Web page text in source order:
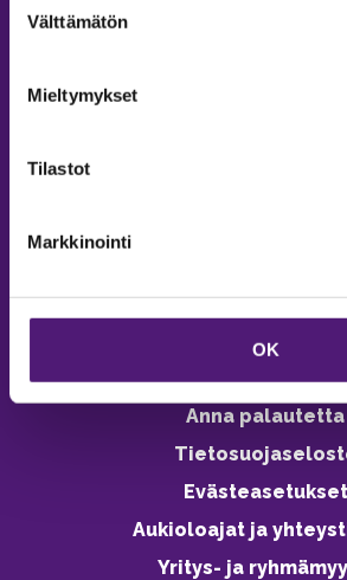
valinta
Välttämätön
Mieltymykset
Tilastot
Markkinointi
OK
Vastuullisuus
Ympäristöohjelma
Avoimet
Anna palautetta
Evästeasetukset
Aukioloajat ja
Yritys- ja